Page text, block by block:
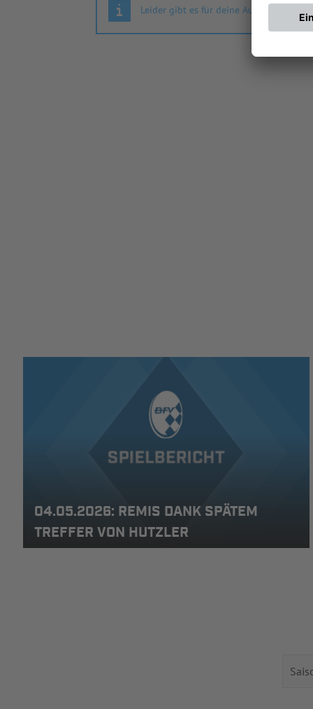
Leider gibt es für deine Auswahl keine
04.05.2026: REMIS DANK SPÄTEM
TREFFER VON HUTZLER